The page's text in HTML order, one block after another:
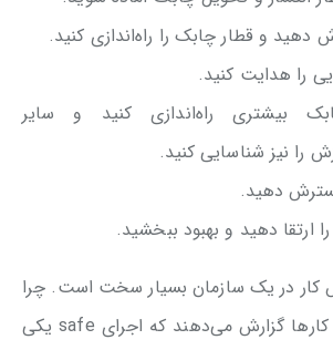
دهید و قطار چابک را راه‌اندازی کنید.
را هدایت کنید.
بیشتری راه‌اندازی کنید و سایر
را نیز شناسایی کنید.
گسترش دهید.
ارتقا دهید و بهبود ببخشید.
کار در یک سازمان بسیار سخت است. چرا
که بسیاری کسب و کارها گزارش می‌دهند که اجرای safe یکی